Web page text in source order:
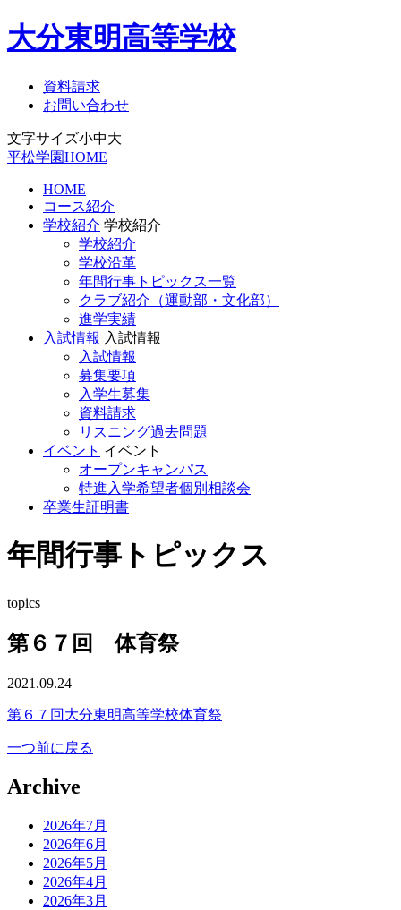
大分東明高等学校
資料請求
お問い合わせ
文字サイズ小中大
平松学園HOME
HOME
コース紹介
学校紹介 学校紹介
学校紹介
学校沿革
年間行事トピックス一覧
クラブ紹介（運動部・文化部）
進学実績
入試情報 入試情報
入試情報
募集要項
入学生募集
資料請求
リスニング過去問題
イベント イベント
オープンキャンパス
特進入学希望者個別相談会
卒業生証明書
年間行事トピックス
topics
第６７回 体育祭
2021.09.24
第６７回大分東明高等学校体育祭
一つ前に戻る
Archive
2026年7月
2026年6月
2026年5月
2026年4月
2026年3月